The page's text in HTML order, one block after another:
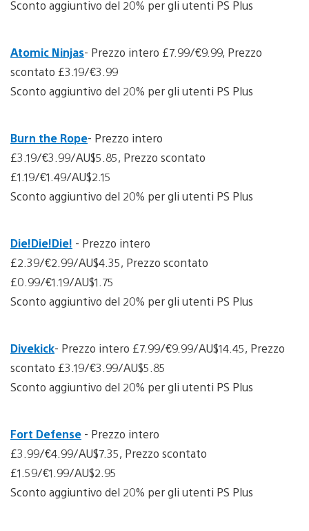
Sconto aggiuntivo del 20% per gli utenti PS Plus
Atomic Ninjas- Prezzo intero £7.99/€9.99, Prezzo
scontato £3.19/€3.99
Sconto aggiuntivo del 20% per gli utenti PS Plus
Burn the Rope- Prezzo intero
£3.19/€3.99/AU$5.85, Prezzo scontato
£1.19/€1.49/AU$2.15
Sconto aggiuntivo del 20% per gli utenti PS Plus
Die!Die!Die! - Prezzo intero
£2.39/€2.99/AU$4.35, Prezzo scontato
£0.99/€1.19/AU$1.75
Sconto aggiuntivo del 20% per gli utenti PS Plus
Divekick- Prezzo intero £7.99/€9.99/AU$14.45, Prezzo
scontato £3.19/€3.99/AU$5.85
Sconto aggiuntivo del 20% per gli utenti PS Plus
Fort Defense - Prezzo intero
£3.99/€4.99/AU$7.35, Prezzo scontato
£1.59/€1.99/AU$2.95
Sconto aggiuntivo del 20% per gli utenti PS Plus